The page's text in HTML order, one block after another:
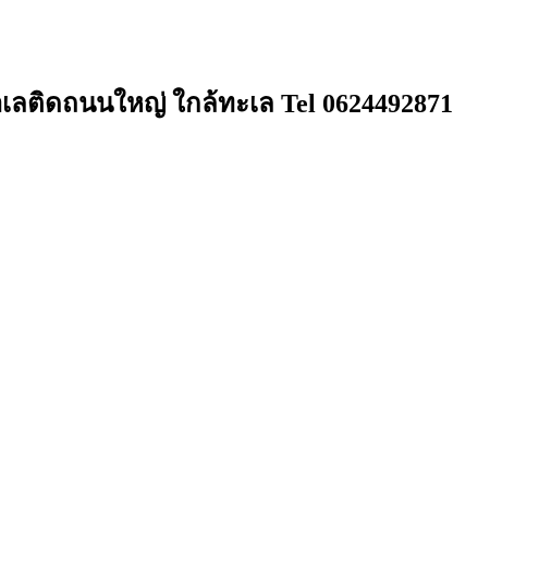
ติดถนนใหญ่ ใกล้ทะเล Tel 0624492871